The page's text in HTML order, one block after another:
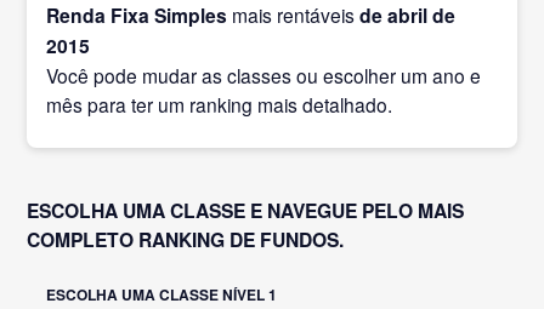
Renda Fixa Simples mais rentáveisde abrilde
2015
Você pode mudar as classes ou escolher um ano e
mês para ter um ranking mais detalhado.
ESCOLHA UMA CLASSE E NAVEGUE PELO MAIS
COMPLETO RANKING DE FUNDOS.
ESCOLHA UMA CLASSE NÍVEL 1